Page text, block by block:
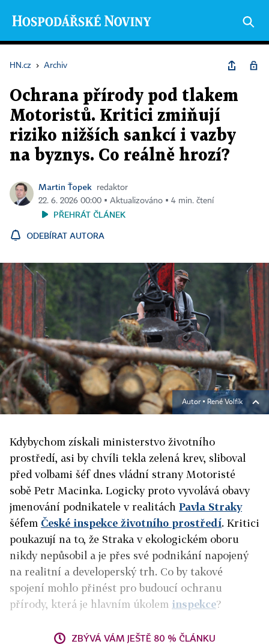
HN.cz › Archiv
Ochrana přírody pod tlakem
Motoristů. Kritici zmiňují
riziko nižších sankcí i vazby
na byznys. Co reálně hrozí?
Martin Ťopek
redaktor
22. 6. 2026 00:00 ▪ Aktualizováno ▪ 4 min. čtení
PŘEHRÁT ČLÁNEK
ODEBÍRAT AUTORA
Autor ▪ René Volfík
Kdybychom získali ministerstvo životního
prostředí, asi by chvíli tekla zelená krev, sliboval
před volbami šéf dnes vládní strany Motoristé
sobě Petr Macinka. Logicky proto vyvolává obavy
jmenování podnikatele v realitách Pavla Straky
šéfem České inspekce životního prostředí. Kritici
poukazují na to, že Straka v ekologickém oboru
nikdy nepůsobil a je přes své podnikání napojený
na realitní a developerský trh. Co by takové
spojení mohlo přinést pro budoucí ochranu
přírody, která je hlavním úkolem inspekce?
ZBÝVÁ VÁM JEŠTĚ 80 % ČLÁNKU